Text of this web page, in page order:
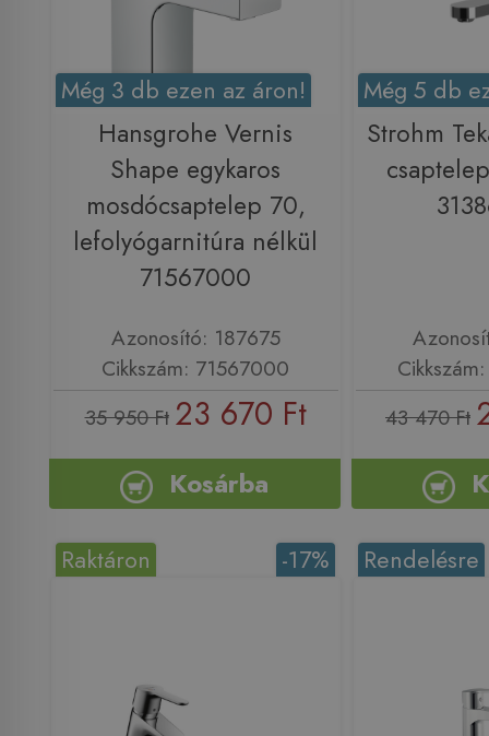
Még 3 db ezen az áron!
Hansgrohe Vernis
Shape egykaros
mosdócsaptelep 70,
lefolyógarnitúra nélkül
71567000
Azonosító: 187675
Cikkszám: 71567000
35 950 Ft 23 670 Ft
Kosárba
Még 5 db
Strohm
43 470 Ft
-17%
Raktáron Rendelésre